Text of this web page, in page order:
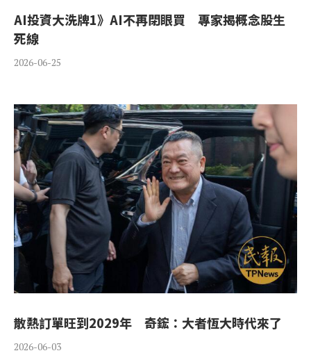
AI投資大洗牌1》AI不再閉眼買 專家揭概念股生
死線
2026-06-25
散熱訂單旺到2029年 奇鋐：大者恆大時代來了
2026-06-03